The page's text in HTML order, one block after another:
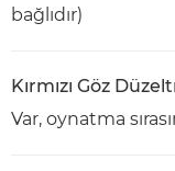
bağlıdır)
Kırmızı Göz
Var, oynatma